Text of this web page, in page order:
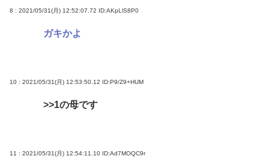
8 : 2021/05/31(月) 12:52:07.72 ID:AKpLlS8P0
ガキかよ
10 : 2021/05/31(月) 12:53:50.12 ID:P9/Z9+HUM
>>1の母です
11 : 2021/05/31(月) 12:54:11.10 ID:Ad7MOQC9r